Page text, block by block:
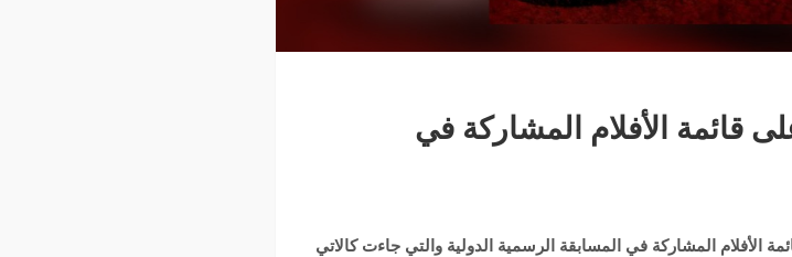
على قائمة الأفلام المشاركة في
الأفلام المشاركة في المسابقة الرسمية الدولية والتي جاءت كالاتي